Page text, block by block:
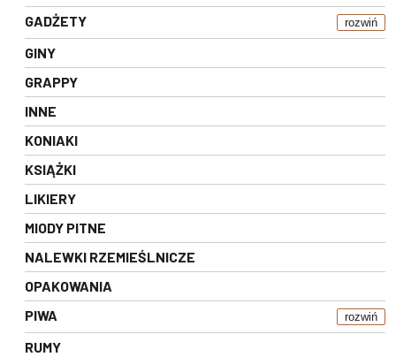
GADŻETY
rozwiń
GINY
GRAPPY
INNE
KONIAKI
KSIĄŻKI
LIKIERY
MIODY PITNE
NALEWKI RZEMIEŚLNICZE
OPAKOWANIA
PIWA
rozwiń
RUMY